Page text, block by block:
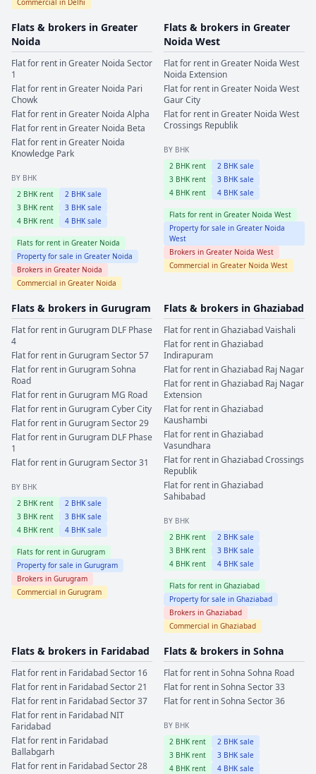
Flats & brokers in Greater
Noida
Flat for rent inGreater Noida Sector
1
Flat for rent inGreater Noida Pari
Chowk
Flat for rent inGreater Noida Alpha
Flat for rent inGreater Noida Beta
Flat for rent inGreater Noida
Knowledge Park
BY BHK
2 BHK rent 2 BHK sale
3 BHK rent 3 BHK sale
4 BHK rent 4 BHK sale
Flats for rent in Greater Noida
Property for sale in Greater Noida
Brokers in Greater Noida
Commercial in Greater Noida
Flats & brokers in Greater
Noida West
Flat for rent inGreater Noida West
Noida Extension
Flat for rent inGreater Noida West
Gaur City
Flat for rent inGreater Noida West
Crossings Republik
BY BHK
2 BHK rent 2 BHK sale
3 BHK rent 3 BHK sale
4 BHK rent 4 BHK sale
Flats for rent in Greater Noida West
Property for sale in Greater Noida
West
Brokers in Greater Noida West
Commercial in Greater Noida West
Flats & brokers in Gurugram
Flat for rent inGurugram DLF Phase
4
Flat for rent inGurugramSector 57
Flat for rent inGurugramSohna
Road
Flat for rent inGurugram MG Road
Flat for rent inGurugramCyber City
Flat for rent inGurugramSector 29
Flat for rent inGurugram DLF Phase
1
Flat for rent inGurugramSector 31
BY BHK
2 BHK rent 2 BHK sale
3 BHK rent 3 BHK sale
4 BHK rent 4 BHK sale
Flats for rent in Gurugram
Property for sale in Gurugram
Brokers in Gurugram
Commercial in Gurugram
Flats & brokers in Ghaziabad
Flat for rent inGhaziabadVaishali
Flat for rent inGhaziabad
Indirapuram
Flat for rent inGhaziabad Raj Nagar
Flat for rent inGhaziabad Raj Nagar
Extension
Flat for rent inGhaziabad
Kaushambi
Flat for rent inGhaziabad
Vasundhara
Flat for rent inGhaziabadCrossings
Republik
Flat for rent inGhaziabad
Sahibabad
BY BHK
2 BHK rent 2 BHK sale
3 BHK rent 3 BHK sale
4 BHK rent 4 BHK sale
Flats for rent in Ghaziabad
Property for sale in Ghaziabad
Brokers in Ghaziabad
Commercial in Ghaziabad
Flats & brokers in Faridabad
Flat for rent in FaridabadSector 16
Flat for rent in FaridabadSector 21
Flat for rent in FaridabadSector 37
Flat for rent in Faridabad NIT
Faridabad
Flat for rent in Faridabad
Ballabgarh
Flat for rent in FaridabadSector 28
Flats & brokers in Sohna
Flat for rent inSohna Sohna Road
Flat for rent inSohna Sector 33
Flat for rent inSohna Sector 36
BY BHK
2 BHK rent 2 BHK sale
3 BHK rent 3 BHK sale
4 BHK rent 4 BHK sale